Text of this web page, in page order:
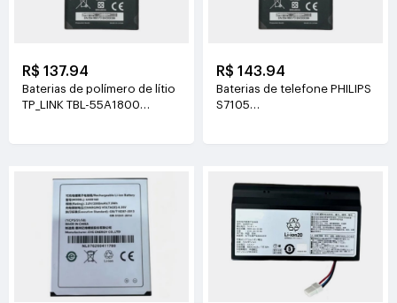
R$ 137.94
Baterias de polímero de lítio
TP_LINK TBL-55A1800
R$ 143.94
Baterias de telefone PHILIPS
S7105